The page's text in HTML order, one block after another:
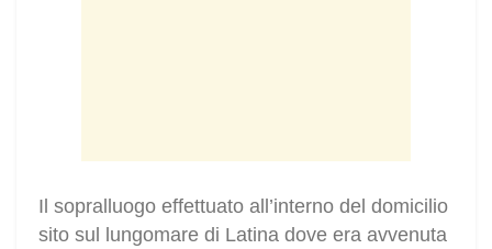
Il sopralluogo effettuato all’interno del domicilio
sito sul lungomare di Latina dove era avvenuta